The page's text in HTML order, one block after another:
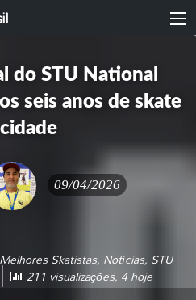
do STU National
seis anos de skate
09/04/2026
Melhores Skatistas, Notícias, STU
211 visualizações, 4 hoje